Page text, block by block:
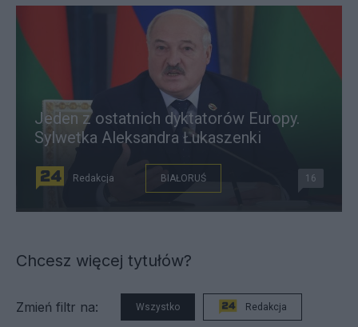
Jeden z ostatnich dyktatorów Europy.
Sylwetka Aleksandra Łukaszenki
Redakcja BIAŁORUŚ 16
Chcesz więcej tytułów?
Zmień filtr na: Wszystko Redakcja